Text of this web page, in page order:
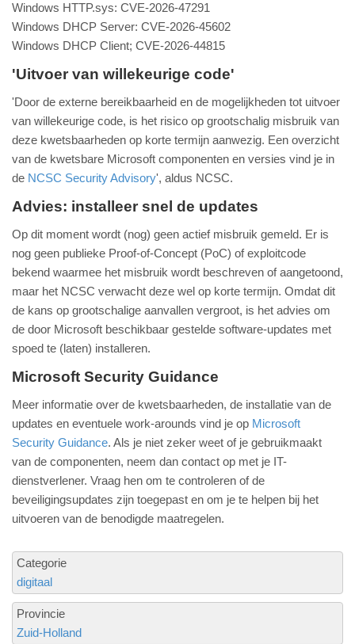
Windows HTTP.sys: CVE-2026-47291
Windows DHCP Server: CVE-2026-45602
Windows DHCP Client; CVE-2026-44815
'Uitvoer van willekeurige code'
'Door de externe bereikbaarheid en de mogelijkheden tot uitvoer
van willekeurige code, is het risico op grootschalig misbruik van
deze kwetsbaarheden op korte termijn aanwezig. Een overzicht
van de kwetsbare Microsoft componenten en versies vind je in
de NCSC Security Advisory', aldus NCSC.
Advies: installeer snel de updates
Op dit moment wordt (nog) geen actief misbruik gemeld. Er is
nog geen publieke Proof-of-Concept (PoC) of exploitcode
bekend waarmee het misbruik wordt beschreven of aangetoond,
maar het NCSC verwacht deze wel op korte termijn. Omdat dit
de kans op grootschalige aanvallen vergroot, is het advies om
de door Microsoft beschikbaar gestelde software-updates met
spoed te (laten) installeren.
Microsoft Security Guidance
Meer informatie over de kwetsbaarheden, de installatie van de
updates en eventuele work-arounds vind je op Microsoft
Security Guidance. Als je niet zeker weet of je gebruikmaakt
van de componenten, neem dan contact op met je IT-
dienstverlener. Vraag hen om te controleren of de
beveiligingsupdates zijn toegepast en om je te helpen bij het
uitvoeren van de benodigde maatregelen.
Categorie
digitaal
Provincie
Zuid-Holland